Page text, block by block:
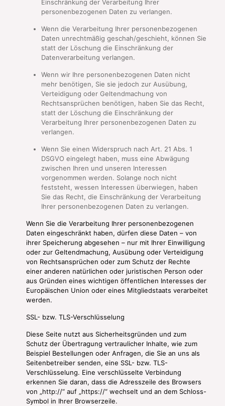
Einschränkung der Verarbeitung Ihrer
personenbezogenen Daten zu verlangen.
Wenn die Verarbeitung Ihrer personenbezogenen
Daten unrechtmäßig geschah/geschieht, können Sie
statt der Löschung die Einschränkung der
Datenverarbeitung verlangen.
Wenn wir Ihre personenbezogenen Daten nicht
mehr benötigen, Sie sie jedoch zur Ausübung,
Verteidigung oder Geltendmachung von
Rechtsansprüchen benötigen, haben Sie das Recht,
statt der Löschung die Einschränkung der
Verarbeitung Ihrer personenbezogenen Daten zu
verlangen.
Wenn Sie einen Widerspruch nach Art. 21 Abs. 1
DSGVO eingelegt haben, muss eine Abwägung
zwischen Ihren und unseren Interessen
vorgenommen werden. Solange noch nicht
feststeht, wessen Interessen überwiegen, haben
Sie das Recht, die Einschränkung der Verarbeitung
Ihrer personenbezogenen Daten zu verlangen.
Wenn Sie die Verarbeitung Ihrer personenbezogenen
Daten eingeschränkt haben, dürfen diese Daten – von
ihrer Speicherung abgesehen – nur mit Ihrer Einwilligung
oder zur Geltendmachung, Ausübung oder Verteidigung
von Rechtsansprüchen oder zum Schutz der Rechte
einer anderen natürlichen oder juristischen Person oder
aus Gründen eines wichtigen öffentlichen Interesses der
Europäischen Union oder eines Mitgliedstaats verarbeitet
werden.
SSL- bzw. TLS-Verschlüsselung
Diese Seite nutzt aus Sicherheitsgründen und zum
Schutz der Übertragung vertraulicher Inhalte, wie zum
Beispiel Bestellungen oder Anfragen, die Sie an uns als
Seitenbetreiber senden, eine SSL- bzw. TLS-
Verschlüsselung. Eine verschlüsselte Verbindung
erkennen Sie daran, dass die Adresszeile des Browsers
von „http://“ auf „https://“ wechselt und an dem Schloss-
Symbol in Ihrer Browserzeile.